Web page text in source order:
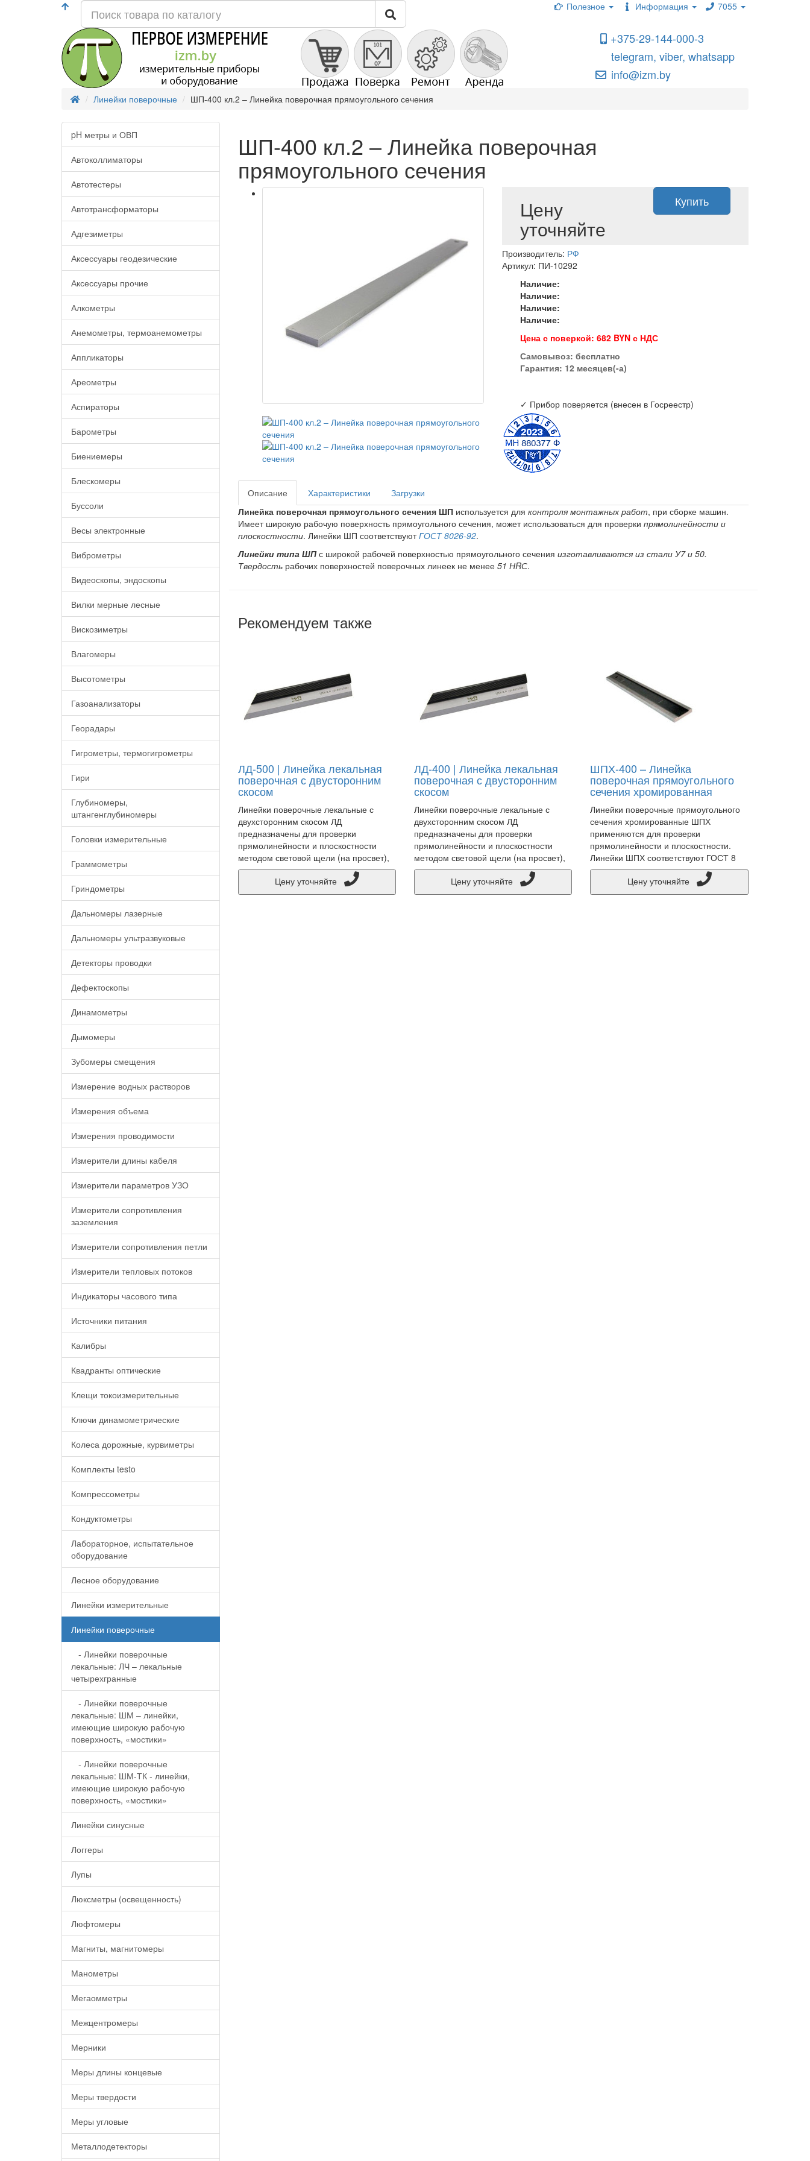
Полезное Информация 7055
+375-29-144-000-3
telegram, viber, whatsapp
info@izm.by
Линейки поверочные ШП-400 кл.2 – Линейка поверочная прямоугольного сечения
pH метры и ОВП
Автоколлиматоры
Автотестеры
Автотрансформаторы
Адгезиметры
Аксессуары геодезические
Аксессуары прочие
Алкометры
Анемометры, термоанемометры
Аппликаторы
Ареометры
Аспираторы
Барометры
Биениемеры
Блескомеры
Буссоли
Весы электронные
Виброметры
Видеоскопы, эндоскопы
Вилки мерные лесные
Вискозиметры
Влагомеры
Высотометры
Газоанализаторы
Георадары
Гигрометры, термогигрометры
Гири
Глубиномеры,
штангенглубиномеры
Головки измерительные
Граммометры
Гриндометры
Дальномеры лазерные
Дальномеры ультразвуковые
Детекторы проводки
Дефектоскопы
Динамометры
Дымомеры
Зубомеры смещения
Измерение водных растворов
Измерения объема
Измерения проводимости
Измерители длины кабеля
Измерители параметров УЗО
Измерители сопротивления
заземления
Измерители сопротивления петли
Измерители тепловых потоков
Индикаторы часового типа
Источники питания
Калибры
Квадранты оптические
Клещи токоизмерительные
Ключи динамометрические
Колеса дорожные, курвиметры
Комплекты testo
Компрессометры
Кондуктометры
Лабораторное, испытательное
оборудование
Лесное оборудование
Линейки измерительные
Линейки поверочные
- Линейки поверочные
лекальные: ЛЧ – лекальные
четырехгранные
- Линейки поверочные
лекальные: ШМ – линейки,
имеющие широкую рабочую
поверхность, «мостики»
- Линейки поверочные
лекальные: ШМ-ТК - линейки,
имеющие широкую рабочую
поверхность, «мостики»
Линейки синусные
Логгеры
Лупы
Люксметры (освещенность)
Люфтомеры
Магниты, магнитомеры
Манометры
Мегаомметры
Межцентромеры
Мерники
Меры длины концевые
Меры твердости
Меры угловые
Металлодетекторы
ШП-400 кл.2 – Линейка поверочная
прямоугольного сечения
Цену
уточняйте
Купить
Производитель: РФ
Артикул: ПИ-10292
Наличие:
Наличие:
Наличие:
Наличие:
Цена с поверкой: 682 BYN с НДС
Самовывоз:бесплатно
Гарантия: 12 месяцев(-а)
✓ Прибор поверяется (внесен в Госреестр)
Описание Характеристики
Загрузки
Линейка поверочная прямоугольного сечения ШПиспользуется для контроля монтажных работ, при сборке машин.
Имеет широкую рабочую поверхность прямоугольного сечения, может использоваться для проверки прямолинейности и
плоскостности. Линейки ШП соответствуютГОСТ 8026-92.
Линейки типа ШПс широкой рабочей поверхностью прямоугольного сечения изготавливаются из стали У7 и 50.
Твердостьрабочих поверхностей поверочных линеек не менее 51 НRС.
Рекомендуем также
ЛД-500 | Линейка лекальная
поверочная с двусторонним
скосом
Линейки поверочные лекальные с
двухсторонним скосом ЛД
предназначены для проверки
прямолинейности и плоскостности
методом световой щели (на просвет),
ЛД-400 | Линейка лекальная
поверочная с двусторонним
скосом
Линейки поверочные лекальные с
двухсторонним скосом ЛД
предназначены для проверки
прямолинейности и плоскостности
методом световой щели (на просвет),
Цену уточняйте
ШПХ-400 – Линейка
поверочная прямоугольного
сечения хромированная
Линейки поверочные прямоугольного
сечения хромированные ШПХ
применяются для проверки
прямолинейности и плоскостности.
Линейки ШПХ соответствуют ГОСТ 8